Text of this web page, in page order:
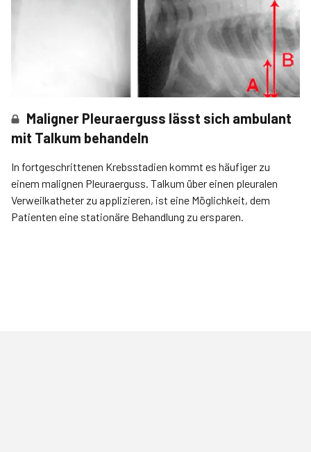
Maligner Pleuraerguss lässt sich ambulant
mit Talkum behandeln
In fortgeschrittenen Krebsstadien kommt es häufiger zu
einem malignen Pleuraerguss. Talkum über einen pleuralen
Verweilkatheter zu applizieren, ist eine Möglichkeit, dem
Patienten eine stationäre Behandlung zu ersparen.